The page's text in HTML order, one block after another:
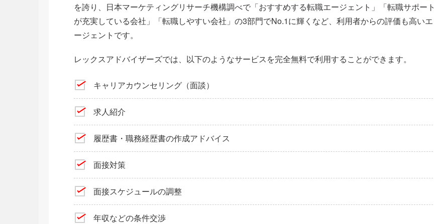
を誇り、日本マーケティングリサーチ機構調べで「おすすめする転職エージェント」「転職サポート
が充実している会社」「転職しやすい会社」の3部門でNo.1に輝くなど、利用者からの評価も高いエ
ージェントです。
レックスアドバイザーズでは、以下のようなサービスを完全無料で利用することができます。
キャリアカウンセリング（面談）
求人紹介
履歴書・職務経歴書の作成アドバイス
面接対策
面接スケジュールの調整
年収などの条件交渉